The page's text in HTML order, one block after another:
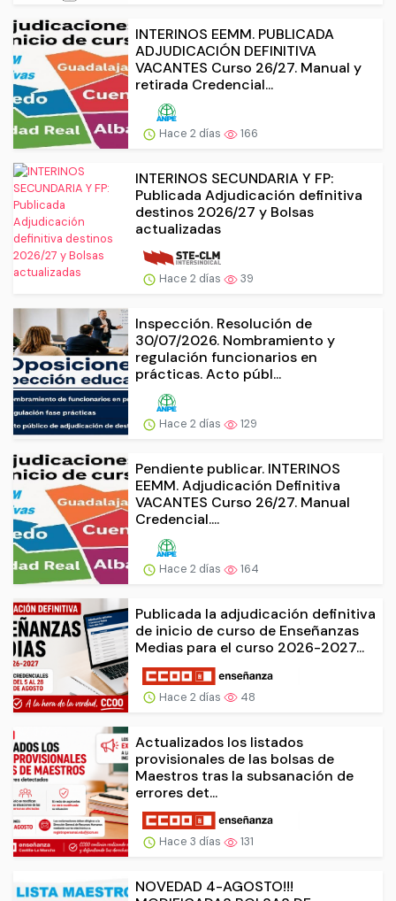
INTERINOS EEMM. PUBLICADA
ADJUDICACIÓN DEFINITIVA
VACANTES Curso 26/27. Manual y
retirada Credencial...
Hace 2 días 166
INTERINOS SECUNDARIA Y FP:
Publicada Adjudicación definitiva
destinos 2026/27 y Bolsas
actualizadas
Hace 2 días 39
Inspección. Resolución de
30/07/2026. Nombramiento y
regulación funcionarios en
prácticas. Acto públ...
Hace 2 días 129
Pendiente publicar. INTERINOS
EEMM. Adjudicación Definitiva
VACANTES Curso 26/27. Manual
Credencial....
Hace 2 días 164
Publicada la adjudicación definitiva
de inicio de curso de Enseñanzas
Medias para el curso 2026-2027...
Hace 2 días 48
Actualizados los listados
provisionales de las bolsas de
Maestros tras la subsanación de
errores det...
Hace 3 días 131
NOVEDAD 4-AGOSTO!!!